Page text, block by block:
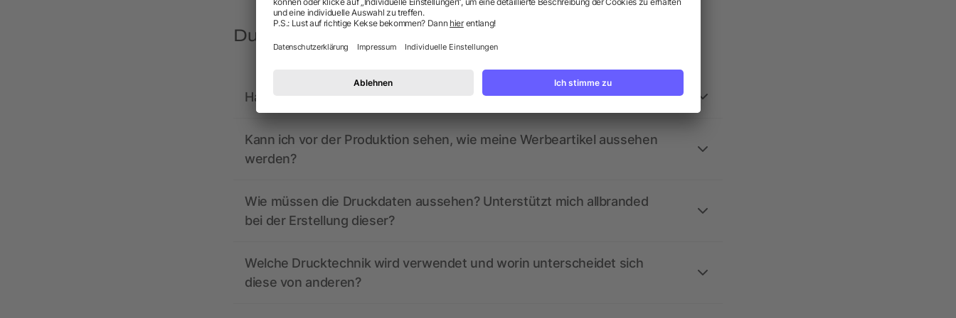
Du hast Fragen? Wir haben die Antworten.
Hat allbranded derzeit aktive Gutscheincodes?
Kann ich vor der Produktion sehen, wie meine Werbeartikel aussehen
werden?
Wie müssen die Druckdaten aussehen? Unterstützt mich allbranded
bei der Erstellung dieser?
Welche Drucktechnik wird verwendet und worin unterscheidet sich
diese von anderen?